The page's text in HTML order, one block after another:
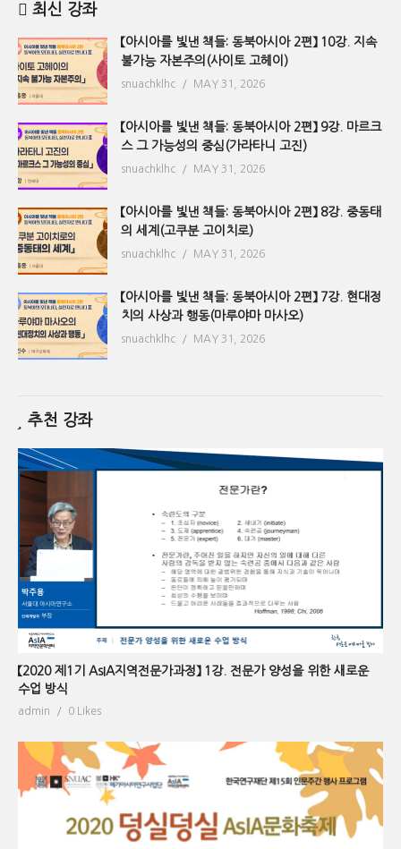
최신 강좌
【아시아를 빛낸 책들: 동북아시아 2편】 10강. 지속
불가능 자본주의(사이토 고헤이)
snuachklhc MAY 31, 2026
【아시아를 빛낸 책들: 동북아시아 2편】 9강. 마르크
스 그 가능성의 중심(가라타니 고진)
snuachklhc MAY 31, 2026
【아시아를 빛낸 책들: 동북아시아 2편】 8강. 중동태
의 세계(고쿠분 고이치로)
snuachklhc MAY 31, 2026
【아시아를 빛낸 책들: 동북아시아 2편】 7강. 현대정
치의 사상과 행동(마루야마 마사오)
snuachklhc MAY 31, 2026
추천 강좌
【2020 제1기 AsIA지역전문가과정】 1강. 전문가 양성을 위한 새로운
수업 방식
admin 0 Likes